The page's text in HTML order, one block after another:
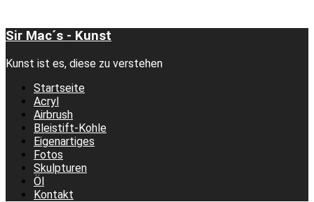
Sir Mac´s - Kunst
Kunst ist es, diese zu verstehen
Startseite
Acryl
Airbrush
Bleistift-Kohle
Eigenartiges
Fotos
Skulpturen
Öl
Kontakt